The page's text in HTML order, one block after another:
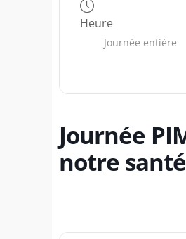
Heure
Journée entière
Journée
notre